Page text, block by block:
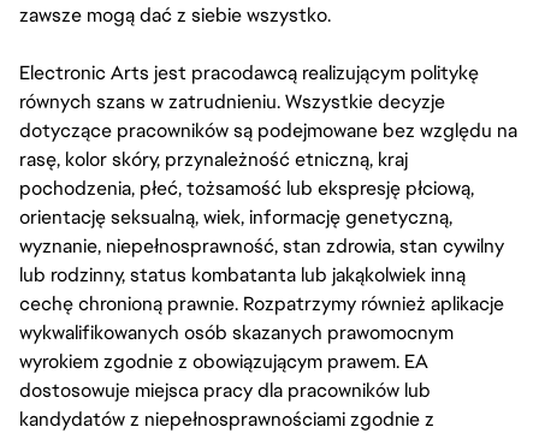
zawsze mogą dać z siebie wszystko.
Electronic Arts jest pracodawcą realizującym politykę
równych szans w zatrudnieniu. Wszystkie decyzje
dotyczące pracowników są podejmowane bez względu na
rasę, kolor skóry, przynależność etniczną, kraj
pochodzenia, płeć, tożsamość lub ekspresję płciową,
orientację seksualną, wiek, informację genetyczną,
wyznanie, niepełnosprawność, stan zdrowia, stan cywilny
lub rodzinny, status kombatanta lub jakąkolwiek inną
cechę chronioną prawnie. Rozpatrzymy również aplikacje
wykwalifikowanych osób skazanych prawomocnym
wyrokiem zgodnie z obowiązującym prawem. EA
dostosowuje miejsca pracy dla pracowników lub
kandydatów z niepełnosprawnościami zgodnie z